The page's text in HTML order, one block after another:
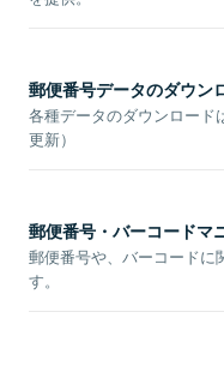
郵便番号データのダウン
各種データのダウンロード
更新）
郵便番号・バーコードマ
郵便番号や、バーコードに
す。